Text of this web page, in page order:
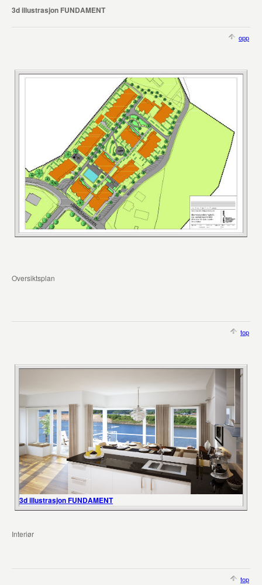
3d illustrasjon FUNDAMENT
opp
Oversiktsplan
top
3d illustrasjon FUNDAMENT
Interiør
top